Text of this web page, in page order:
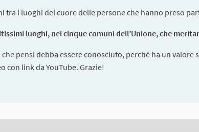
tra i luoghi del cuore delle persone che hanno preso
luoghi, nei cinque comuni dell’Unione, che
pensi debba essere conosciuto, perché ha un
con link da YouTube. Grazie!
the items on this page as map points. The